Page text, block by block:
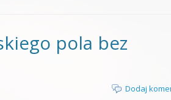
pola bez
Dodaj